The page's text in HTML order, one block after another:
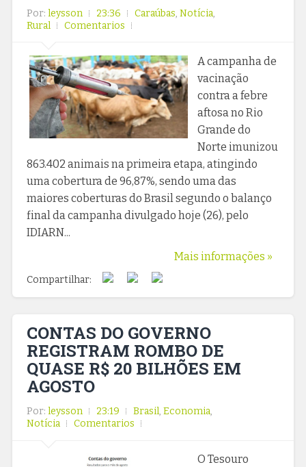
Por: leysson 23:36 Caraúbas, Notícia,
Rural
Comentarios
A campanha de
vacinação
contra a febre
aftosa no Rio
Grande do
Norte imunizou
863.402 animais na primeira etapa, atingindo
uma cobertura de 96,87%, sendo uma das
maiores coberturas do Brasil segundo o balanço
final da campanha divulgado hoje (26), pelo
IDIARN...
Mais informações »
Compartilhar:
CONTAS DO GOVERNO
REGISTRAM ROMBO DE
QUASE R$ 20 BILHÕES EM
AGOSTO
Por: leysson 23:19 Brasil, Economia,
Notícia
Comentarios
O Tesouro